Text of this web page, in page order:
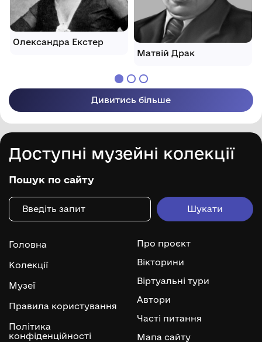
Олександра Екстер
Матвій Драк
Дивитись більше
Доступні музейні колекції
Пошук по сайту
Головна
Колекції
Музеї
Правила користування
Політика
конфіденційності
Про проєкт
Вікторини
Віртуальні тури
Автори
Часті питання
Мапа сайту